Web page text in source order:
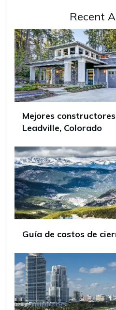
Recent
Mejores
Leadville, Colorado
Guía de costos de